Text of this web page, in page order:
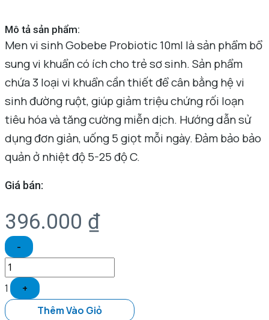
Mô tả sản phẩm:
Men vi sinh Gobebe Probiotic 10ml là sản phẩm bổ
sung vi khuẩn có ích cho trẻ sơ sinh. Sản phẩm
chứa 3 loại vi khuẩn cần thiết để cân bằng hệ vi
sinh đường ruột, giúp giảm triệu chứng rối loạn
tiêu hóa và tăng cường miễn dịch. Hướng dẫn sử
dụng đơn giản, uống 5 giọt mỗi ngày. Đảm bảo bảo
quản ở nhiệt độ 5-25 độ C.
Giá bán:
396.000 ₫
-
1
+
Thêm Vào Giỏ